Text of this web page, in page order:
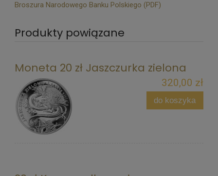
Broszura Narodowego Banku Polskiego (PDF)
Produkty powiązane
Moneta 20 zł Jaszczurka zielona
320,00 zł
do koszyka